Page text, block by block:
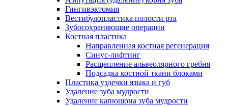
Гингивэктомия
Вестибулопластика полости рта
Зубосохраняющие операции
Костная пластика
Направленная костная регенерация
Синус-лифтинг
Расщепление альвеолярного гребня
Подсадка костной ткани блоками
Пластика уздечки языка и губ
Удаление зуба мудрости
Удаление капюшона зуба мудрости